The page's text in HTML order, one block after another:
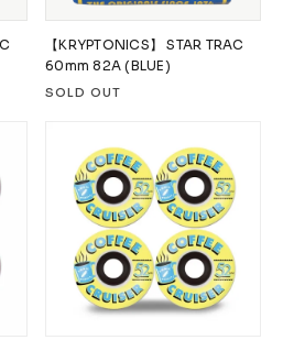
【KRYPTONICS】 STAR TRAC
60mm 82A (BLUE)
SOLD OUT